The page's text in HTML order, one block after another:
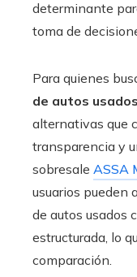
determinante
toma de
Para quienes
de autos
alternativas que
transparencia y
sobresale ASSA
usuarios pueden
de autos usados
estructurada, lo
comparación.